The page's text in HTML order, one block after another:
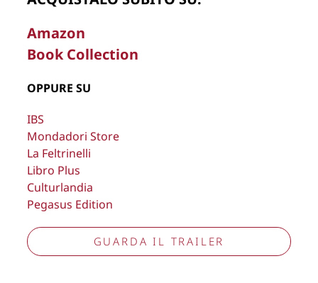
La Direzione stabilisce insindacabilmente di inserire,
rimuovere, oscurare, modificare, immagini e testi del sito, a
propria discrezione.
Copyright © 2026
Aggiorna preferenze tracciamento
Amazon
Book Collection
OPPURE SU
IBS
Mondadori Store
La Feltrinelli
Libro Plus
Culturlandia
Pegasus Edition
GUARDA IL TRAILER